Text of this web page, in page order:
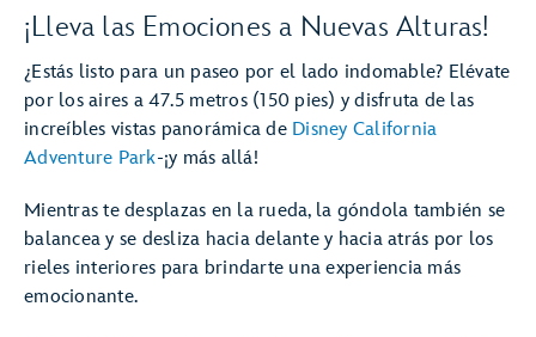
¡Lleva las Emociones a Nuevas Alturas!
¿Estás listo para un paseo por el lado indomable? Elévate
por los aires a 47.5 metros (150 pies) y disfruta de las
increíbles vistas panorámica de Disney California
Adventure Park-¡y más allá!
Mientras te desplazas en la rueda, la góndola también se
balancea y se desliza hacia delante y hacia atrás por los
rieles interiores para brindarte una experiencia más
emocionante.